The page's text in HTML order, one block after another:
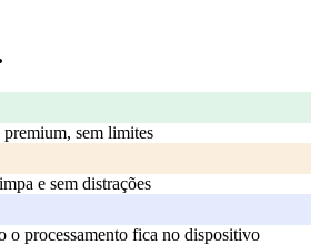
premium, sem limites
e sem distrações
o processamento fica no dispositivo